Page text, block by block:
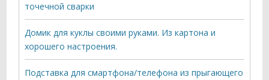
точечной сварки
Домик для куклы своими руками. Из картона и
хорошего настроения.
Подставка для смартфона/телефона из прыгающего